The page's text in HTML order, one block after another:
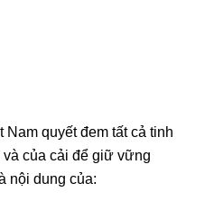
Nam quyết đem tất cả tinh
của cải để giữ vững
nội dung của: